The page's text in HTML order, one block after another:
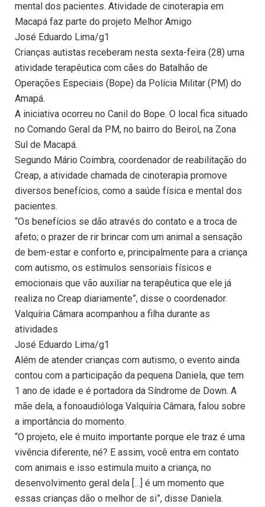
mental dos pacientes. Atividade de cinoterapia em
Macapá faz parte do projeto Melhor Amigo
José Eduardo Lima/g1
Crianças autistas receberam nesta sexta-feira (28) uma
atividade terapêutica com cães do Batalhão de
Operações Especiais (Bope) da Polícia Militar (PM) do
Amapá.
A iniciativa ocorreu no Canil do Bope. O local fica situado
no Comando Geral da PM, no bairro do Beirol, na Zona
Sul de Macapá.
Segundo Mário Coimbra, coordenador de reabilitação do
Creap, a atividade chamada de cinoterapia promove
diversos benefícios, como a saúde física e mental dos
pacientes.
“Os benefícios se dão através do contato e a troca de
afeto; o prazer de rir brincar com um animal a sensação
de bem-estar e conforto e, principalmente para a criança
com autismo, os estímulos sensoriais físicos e
emocionais que vão auxiliar na terapêutica que ele já
realiza no Creap diariamente”, disse o coordenador.
Valquíria Câmara acompanhou a filha durante as
atividades
José Eduardo Lima/g1
Além de atender crianças com autismo, o evento ainda
contou com a participação da pequena Daniela, que tem
1 ano de idade e é portadora da Síndrome de Down. A
mãe dela, a fonoaudióloga Valquíria Câmara, falou sobre
a importância do momento.
“O projeto, ele é muito importante porque ele traz é uma
vivência diferente, né? E assim, você entra em contato
com animais e isso estimula muito a criança, no
desenvolvimento geral dela […] é um momento que
essas crianças dão o melhor de si”, disse Daniela.